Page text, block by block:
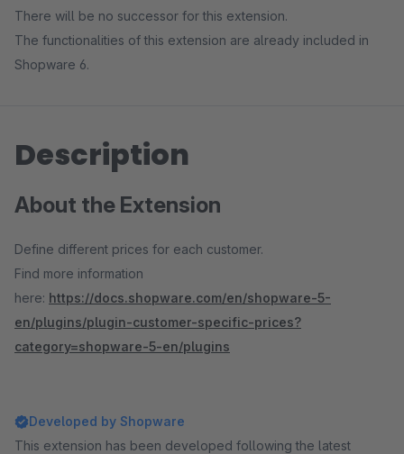
There will be no successor for this extension.
The functionalities of this extension are already included in
Shopware 6.
Description
About the Extension
Define different prices for each customer.
Find more information
here: https://docs.shopware.com/en/shopware-5-
en/plugins/plugin-customer-specific-prices?
category=shopware-5-en/plugins
Developed by Shopware
This extension has been developed following the latest